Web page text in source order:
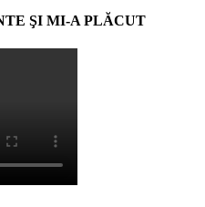
ŞI MI-A PLĂCUT